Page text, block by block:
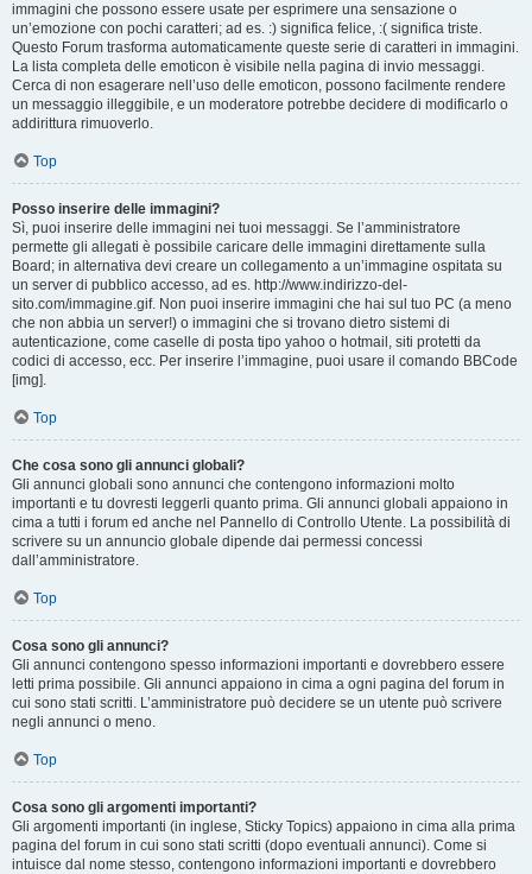
immagini che possono essere usate per esprimere una sensazione o
un’emozione con pochi caratteri; ad es. :) significa felice, :( significa triste.
Questo Forum trasforma automaticamente queste serie di caratteri in immagini.
La lista completa delle emoticon è visibile nella pagina di invio messaggi.
Cerca di non esagerare nell’uso delle emoticon, possono facilmente rendere
un messaggio illeggibile, e un moderatore potrebbe decidere di modificarlo o
addirittura rimuoverlo.
Top
Posso inserire delle immagini?
Sì, puoi inserire delle immagini nei tuoi messaggi. Se l’amministratore
permette gli allegati è possibile caricare delle immagini direttamente sulla
Board; in alternativa devi creare un collegamento a un’immagine ospitata su
un server di pubblico accesso, ad es. http://www.indirizzo-del-
sito.com/immagine.gif. Non puoi inserire immagini che hai sul tuo PC (a meno
che non abbia un server!) o immagini che si trovano dietro sistemi di
autenticazione, come caselle di posta tipo yahoo o hotmail, siti protetti da
codici di accesso, ecc. Per inserire l’immagine, puoi usare il comando BBCode
[img].
Top
Che cosa sono gli annunci globali?
Gli annunci globali sono annunci che contengono informazioni molto
importanti e tu dovresti leggerli quanto prima. Gli annunci globali appaiono in
cima a tutti i forum ed anche nel Pannello di Controllo Utente. La possibilità di
scrivere su un annuncio globale dipende dai permessi concessi
dall’amministratore.
Top
Cosa sono gli annunci?
Gli annunci contengono spesso informazioni importanti e dovrebbero essere
letti prima possibile. Gli annunci appaiono in cima a ogni pagina del forum in
cui sono stati scritti. L’amministratore può decidere se un utente può scrivere
negli annunci o meno.
Top
Cosa sono gli argomenti importanti?
Gli argomenti importanti (in inglese, Sticky Topics) appaiono in cima alla prima
pagina del forum in cui sono stati scritti (dopo eventuali annunci). Come si
intuisce dal nome stesso, contengono informazioni importanti e dovrebbero